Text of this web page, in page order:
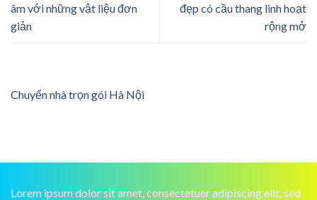
âm với những vật liệu đơn
giản
đẹp có cầu thang linh hoạt
rộng mở
Chuyển nhà trọn gói Hà Nội
Lorem ipsum dolor sit amet, consectetuer adipiscing elit, sed